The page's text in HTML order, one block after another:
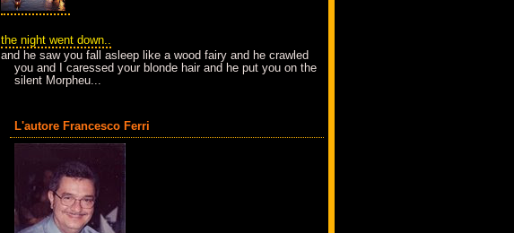
the night went down..
and he saw you fall asleep like a wood fairy and he crawled
you and I caressed your blonde hair and he put you on the
silent Morpheu...
L'autore Francesco Ferri